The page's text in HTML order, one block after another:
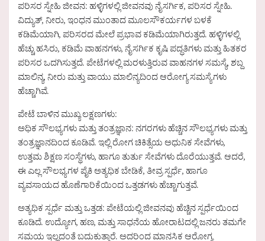
ಪರಿಸರ ಸ್ನೇಹಿ ಜೀವನ: ಹಳ್ಳಿಗಳಲ್ಲಿ ಜೀವನವು ನೈಸರ್ಗಿಕ, ಪರಿಸರ ಸ್ನೇಹಿ.
ವಿದ್ಯುತ್, ನೀರು, ಇಂಧನ ಮುಂತಾದ ಮೂಲಸೌಕರ್ಯಗಳ ಬಳಕೆ
ಕಡಿಮೆಯಾಗಿ, ಪರಿಸರದ ಮೇಲೆ ಪ್ರಭಾವ ಕಡಿಮೆಯಾಗಿರುತ್ತದೆ. ಹಳ್ಳಿಗಳಲ್ಲಿ
ಹೆಚ್ಚು ಹಸಿರು, ಕಡಿಮೆ ವಾಹನಗಳು, ನೈಸರ್ಗಿಕ ಕೃಷಿ ಪದ್ಧತಿಗಳು ಮತ್ತು ಹಿತಕರ
ಪರಿಸರ ಒದಗಿಸುತ್ತದೆ. ಪೇಟೆಗಳಲ್ಲಿ ಮರಳುತ್ತಿರುವ ವಾಹನಗಳ ಸಮಸ್ಯೆ, ಶಬ್ದ
ಮಾಲಿನ್ಯ, ನೀರು ಮತ್ತು ವಾಯು ಮಾಲಿನ್ಯದಿಂದ ಆರೋಗ್ಯ ಸಮಸ್ಯೆಗಳು
ಹೆಚ್ಚಾಗಿವೆ.
ಪೇಟೆ ಬಾಳಿನ ಮುಖ್ಯ ಲಕ್ಷಣಗಳು:
ಅಧಿಕ ಸೌಲಭ್ಯಗಳು ಮತ್ತು ತಂತ್ರಜ್ಞಾನ: ನಗರಗಳು ಹೆಚ್ಚಿನ ಸೌಲಭ್ಯಗಳು ಮತ್ತು
ತಂತ್ರಜ್ಞಾನದಿಂದ ಕೂಡಿವೆ. ಇಲ್ಲಿ ರೋಗ ಚಿಕಿತ್ಸೆಯ ಅಧುನಿಕ ಸೇವೆಗಳು,
ಉತ್ತಮ ಶಿಕ್ಷಣ ಸಂಸ್ಥೆಗಳು, ಹಾಗೂ ತುರ್ತು ಸೇವೆಗಳು ದೊರೆಯುತ್ತವೆ. ಆದರೆ,
ಈ ಎಲ್ಲ ಸೌಲಭ್ಯಗಳ ಪೈಕಿ ಅತ್ಯಧಿಕ ಬೇಡಿಕೆ, ತೀವ್ರ ಸ್ಪರ್ಧೆ, ಹಾಗೂ
ವ್ಯವಸಾಯದ ಹೊಣೆಗಾರಿಕೆಯಿಂದ ಒತ್ತಡಗಳು ಹೆಚ್ಚಾಗುತ್ತವೆ.
ಅತ್ಯಧಿಕ ಸ್ಪರ್ಧೆ ಮತ್ತು ಒತ್ತಡ: ಪೇಟೆಯಲ್ಲಿ ಜೀವನವು ಹೆಚ್ಚಿನ ಸ್ಪರ್ಧೆಯಿಂದ
ಕೂಡಿದೆ. ಉದ್ಯೋಗ, ಹಣ, ಮತ್ತು ಸಾಧನೆಯ ಹೋರಾಟದಲ್ಲಿ ಜನರು ತಮಗೇ